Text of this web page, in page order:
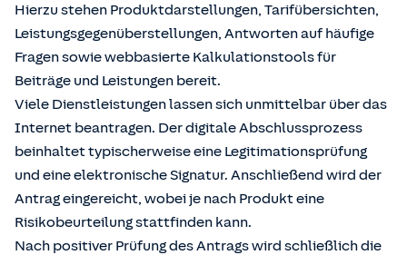
Hierzu stehen Produktdarstellungen, Tarifübersichten,
Leistungsgegenüberstellungen, Antworten auf häufige
Fragen sowie webbasierte Kalkulationstools für
Beiträge und Leistungen bereit.
Viele Dienstleistungen lassen sich unmittelbar über das
Internet beantragen. Der digitale Abschlussprozess
beinhaltet typischerweise eine Legitimationsprüfung
und eine elektronische Signatur. Anschließend wird der
Antrag eingereicht, wobei je nach Produkt eine
Risikobeurteilung stattfinden kann.
Nach positiver Prüfung des Antrags wird schließlich die